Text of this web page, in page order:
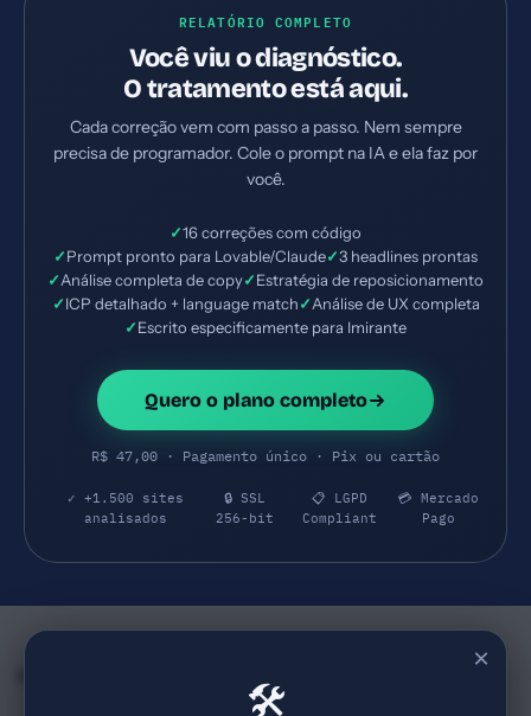
RELATÓRIO COMPLETO
Você viu o diagnóstico.
O tratamento está aqui.
Cada correção vem com passo a passo. Nem sempre
precisa de programador. Cole o prompt na IA e ela faz por
você.
✓16 correções com código
✓Prompt pronto para Lovable/Claude✓3 headlines prontas
✓Análise completa de copy✓Estratégia de reposicionamento
✓ICP detalhado + language match✓Análise de UX completa
✓Escrito especificamente para Imirante
Quero o plano completo
R$ 47,00 · Pagamento único · Pix ou cartão
✓ +1.500 sites
analisados
🔒 SSL
256-bit
📋 LGPD
Compliant
💳 Mercado
Pago
×
🛠